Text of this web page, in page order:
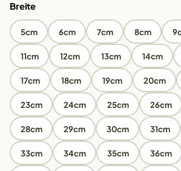
Breite
5cm 6cm 7cm 8cm
11cm 12cm 13cm 14cm
17cm 18cm 19cm 20cm
23cm 24cm 25cm 26cm
28cm 29cm 30cm 31cm
33cm 34cm 35cm 36cm